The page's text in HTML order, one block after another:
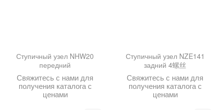
Ступичный узел NHW20
передний
Свяжитесь с нами для
получения каталога с
ценами
Ступичный узел NZE141
задний 4螺丝
Свяжитесь с нами для
получения каталога с
ценами